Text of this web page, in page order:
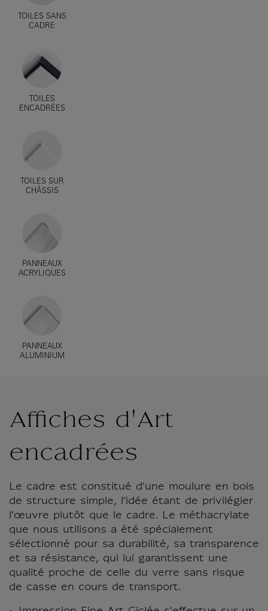
TOILES SANS
CADRE
TOILES
ENCADRÉES
TOILES SUR
CHÂSSIS
PANNEAUX
ACRYLIQUES
PANNEAUX
ALUMINIUM
Affiches d'Art
encadrées
Le cadre est constitué d'une moulure en bois
de structure simple, l'idée étant de privilégier
l'œuvre plutôt que le cadre. Le méthacrylate
que nous utilisons a été spécialement
sélectionné pour sa durabilité, sa transparence
et sa résistance, qui lui garantissent une
qualité proche de celle du verre sans risque
de casse en cours de transport.